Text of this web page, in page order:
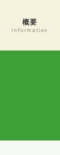
概要
Information